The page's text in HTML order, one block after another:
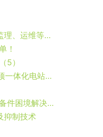
2月光伏EPC、组件、支架、监理、运维等价格汇总
！
5）
手把手教你自建20kW光伏屋顶一体化电站（2）
存量电站光伏组件更换窍门及备件困境解决思路
抑制技术